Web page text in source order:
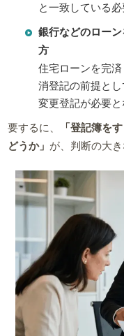
と一致している必
銀行などのロー
方
住宅ローンを完
消登記の前提と
変更登記が必要と
要するに、
「登記簿を
どうか」 が、判断の大